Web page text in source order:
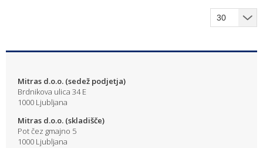
Mitras d.o.o. (sedež podjetja)
Brdnikova ulica 34 E
1000 Ljubljana
Mitras d.o.o. (skladišče)
Pot čez gmajno 5
1000 Ljubljana